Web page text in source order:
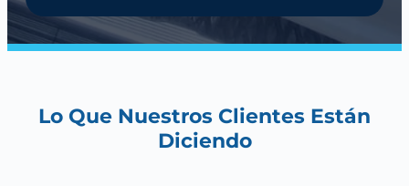
Lo Que Nuestros Clientes Están
Diciendo